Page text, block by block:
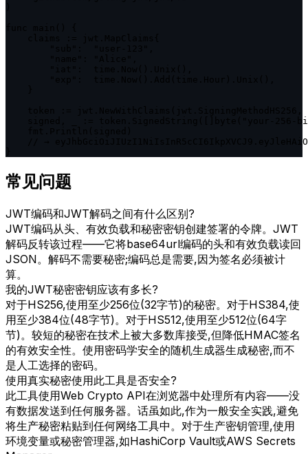
signed, _ := token.SignedString([]byte("your-256-
// →
常见问题
JWT编码和JWT解码之间有什么区别?
JWT编码从头、有效负载和秘密密钥创建签署的令牌。JWT
解码反转该过程——它将base64url编码的头和有效负载读回
JSON。解码不需要秘密;编码总是需要,因为签名必须被计
算。
我的JWT秘密密钥应该有多长?
对于HS256,使用至少256位(32字节)的秘密。对于HS384,使
用至少384位(48字节)。对于HS512,使用至少512位(64字
节)。较短的秘密在技术上被大多数库接受,但降低HMAC签名
的有效安全性。使用密码学安全的随机生成器生成秘密,而不
是人工选择的密码。
使用真实秘密使用此工具是否安全?
此工具使用Web Crypto API在浏览器中处理所有内容——没
有数据发送到任何服务器。话虽如此,作为一般安全实践,避免
将生产秘密粘贴到任何网络工具中。对于生产密钥管理,使用
环境变量或秘密管理器,如HashiCorp Vault或AWS Secrets